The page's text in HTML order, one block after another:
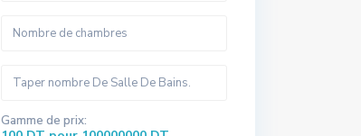
Gamme de prix: